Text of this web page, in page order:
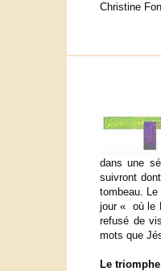
Christine
dans une
suivront
tombeau.
jour « où le
refusé de
mots que
Le